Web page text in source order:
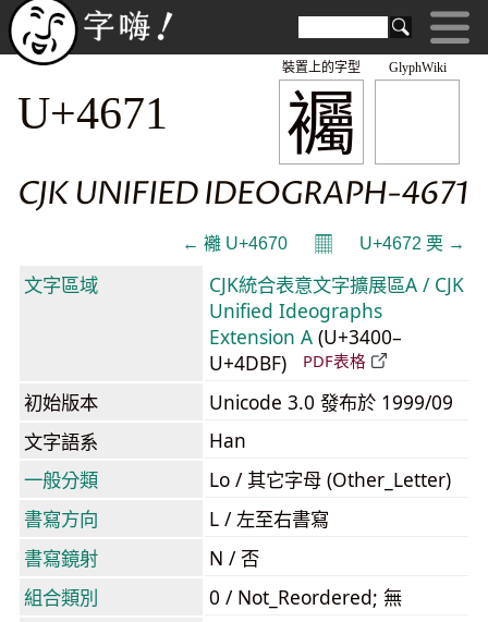
GlyphWiki
䙱
裝置上的字型
U+4671
CJK UNIFIED IDEOGRAPH-4671
← 䙰 U+4670 𝄜 U+4672 䙲 →
文字區域
CJK統合表意文字擴展區A / CJK
Unified Ideographs
Extension A (U+3400–
U+4DBF)
PDF表格
初始版本
Unicode 3.0 發布於 1999/09
文字語系
Han
一般分類
Lo / 其它字母 (Other_Letter)
書寫方向
L / 左至右書寫
書寫鏡射
N / 否
組合類別
0 / Not_Reordered; 無